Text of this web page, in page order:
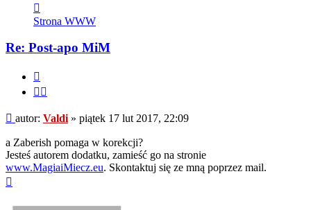
się
z
Valdi
Strona WWW
Re: Post-apo MiM
Post
autor: Valdi » piątek 17 lut 2017, 22:09
a Zaberish pomaga w korekcji?
Jesteś autorem dodatku, zamieść go na stronie
www.MagiaiMiecz.eu. Skontaktuj się ze mną poprzez mail.